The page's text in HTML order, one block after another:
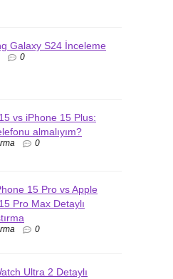
Galaxy S24 İnceleme
0
vs iPhone 15 Plus:
almalıyım?
0
15 Pro vs Apple
Pro Max Detaylı
0
Ultra 2 Detaylı